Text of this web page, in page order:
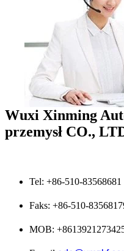
Wuxi Xinming
przemysł CO.,
Tel: +86-510-83568681
Faks: +86-510-
MOB: